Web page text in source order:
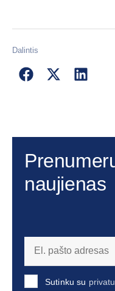
Dalintis
naujienas
Sutinku su